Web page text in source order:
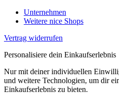
Unternehmen
Weitere nice Shops
Vertrag widerrufen
Personalisiere dein Einkaufserlebnis
Nur mit deiner individuellen
und weitere Technologien, um dir
Einkaufserlebnis zu bieten.